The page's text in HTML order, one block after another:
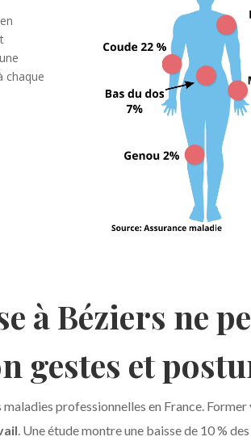
chaque
à Béziers ne
et
professionnelles en France. Former
. Une étude montre une baisse de 10 %